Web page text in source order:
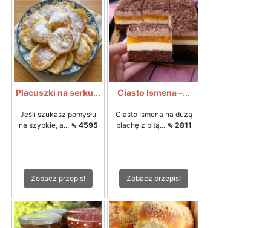
Placuszki na serku...
Jeśli szukasz pomysłu
na szybkie, a... ⇖ 4595
Zobacz przepis!
Ciasto Ismena –...
Ciasto Ismena na dużą
blachę z bitą... ⇖ 2811
Zobacz przepis!